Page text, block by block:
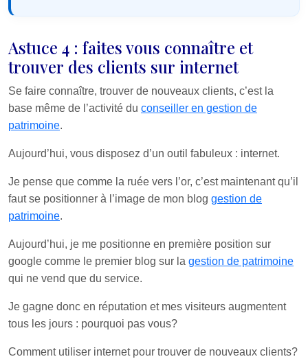
Astuce 4 : faites vous connaître et
trouver des clients sur internet
Se faire connaître, trouver de nouveaux clients, c’est la
base même de l’activité du conseiller en gestion de
patrimoine.
Aujourd’hui, vous disposez d’un outil fabuleux : internet.
Je pense que comme la ruée vers l’or, c’est maintenant qu’il
faut se positionner à l’image de mon blog gestion de
patrimoine.
Aujourd’hui, je me positionne en première position sur
google comme le premier blog sur la gestion de patrimoine
qui ne vend que du service.
Je gagne donc en réputation et mes visiteurs augmentent
tous les jours : pourquoi pas vous?
Comment utiliser internet pour trouver de nouveaux clients?